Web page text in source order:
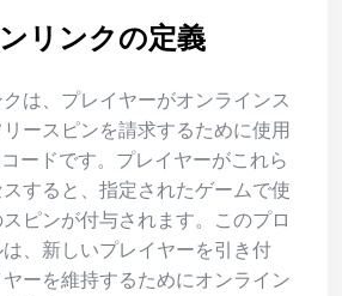
リンクの定義
は、プレイヤーがオンラインス
ースピンを請求するために使用
ードです。プレイヤーがこれら
すると、指定されたゲームで使
ピンが付与されます。このプロ
、新しいプレイヤーを引き付
ーを維持するためにオンライン